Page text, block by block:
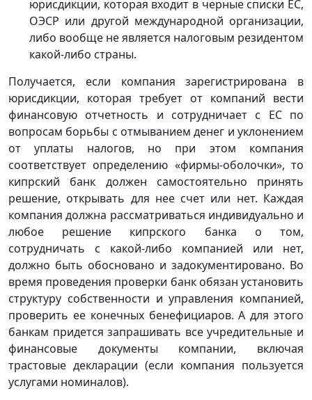
юрисдикции, которая входит в черные списки ЕС,
ОЭСР или другой международной организации,
либо вообще не является налоговым резидентом
какой-либо страны.
Получается, если компания зарегистрирована в
юрисдикции, которая требует от компаний вести
финансовую отчетность и сотрудничает с ЕС по
вопросам борьбы с отмыванием денег и уклонением
от уплаты налогов, но при этом компания
соответствует определению «фирмы-оболочки», то
кипрский банк должен самостоятельно принять
решение, открывать для нее счет или нет. Каждая
компания должна рассматриваться индивидуально и
любое решение кипрского банка о том,
сотрудничать с какой-либо компанией или нет,
должно быть обосновано и задокументировано. Во
время проведения проверки банк обязан установить
структуру собственности и управления компанией,
проверить ее конечных бенефициаров. А для этого
банкам придется запрашивать все учредительные и
финансовые документы компании, включая
трастовые декларации (если компания пользуется
услугами номиналов).